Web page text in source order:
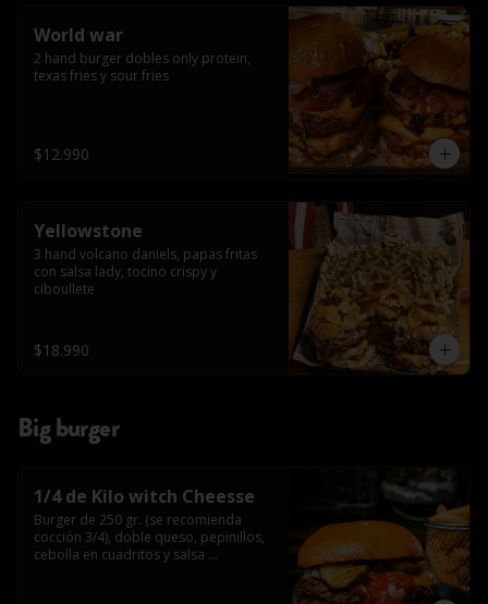
World war
2 hand burger dobles only protein,
texas fries y sour fries
$12.990
Yellowstone
3 hand volcano daniels, papas fritas
con salsa lady, tocino crispy y
ciboullete
$18.990
Big burger
1/4 de Kilo witch Cheesse
Burger de 250 gr. (se recomienda
cocción 3/4), doble queso, pepinillos,
cebolla en cuadritos y salsa